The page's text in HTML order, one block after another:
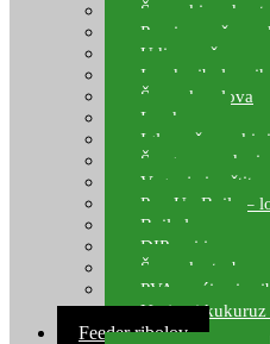
Šaranski
Pernice za
Udice za šarana,
Izrada ribolovnih
Šaranska olova
Leadcore
Igle za šaranski
Špage, upredenice
Vaganje i zaštita
Pop Up Boile –
Boile lovne
DIP-ovi i arome
Šaranske torbe
PVA vrećice i
Umjetni kukuruz
Feeder ribolov